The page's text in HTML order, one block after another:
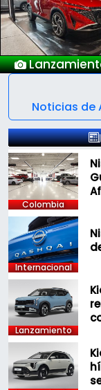
Noticias de
Colombia
Internacional
Lanzamiento